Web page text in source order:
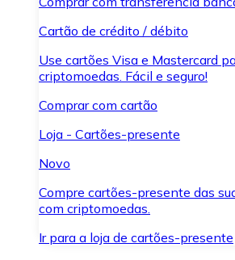
Cartão de crédito / débito
Use cartões Visa e Mastercard
criptomoedas. Fácil e seguro!
Comprar com cartão
Loja - Cartões-presente
Novo
Compre cartões-presente das
com criptomoedas.
Ir para a loja de cartões-presente